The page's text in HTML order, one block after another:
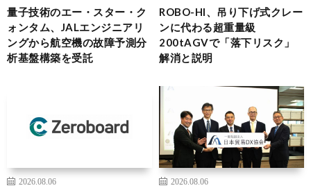
量子技術のエー・スター・ク
ォンタム、JALエンジニアリ
ングから航空機の故障予測分
析基盤構築を受託
ROBO-HI、吊り下げ式クレー
ンに代わる超重量級
200tAGVで「落下リスク」
解消と説明
2026.08.06
2026.08.06